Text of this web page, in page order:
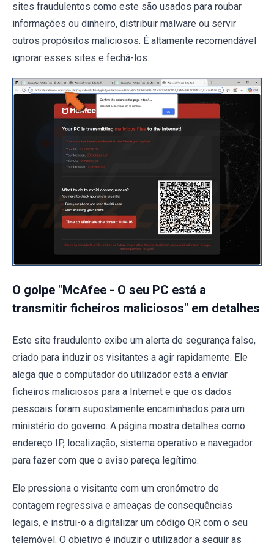
sites fraudulentos como este são usados para roubar
informações ou dinheiro, distribuir malware ou servir
outros propósitos maliciosos. É altamente recomendável
ignorar esses sites e fechá-los.
O golpe "McAfee - O seu PC está a
transmitir ficheiros maliciosos" em detalhes
Este site fraudulento exibe um alerta de segurança falso,
criado para induzir os visitantes a agir rapidamente. Ele
alega que o computador do utilizador está a enviar
ficheiros maliciosos para a Internet e que os dados
pessoais foram supostamente encaminhados para um
ministério do governo. A página mostra detalhes como
endereço IP, localização, sistema operativo e navegador
para fazer com que o aviso pareça legítimo.
Ele pressiona o visitante com um cronómetro de
contagem regressiva e ameaças de consequências
legais, e instrui-o a digitalizar um código QR com o seu
telemóvel. O objetivo é induzir o utilizador a seguir as